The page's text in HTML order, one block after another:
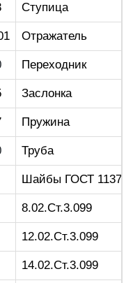
Ступица
Отражатель
Переходник
Заслонка
Пружина
Труба
Шайбы ГОСТ 11371-
8.02.Ст.3.099
12.02.Ст.3.099
14.02.Ст.3.099